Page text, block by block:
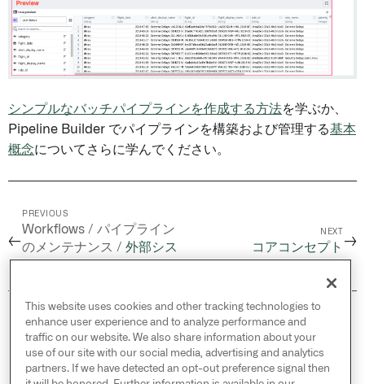
シンプルなバッチパイプラインを作成する方法を学ぶか、
Pipeline Builder でパイプラインを構築および管理する基本
概念についてさらに学んでください。
←
PREVIOUS
Workflows / パイプライン
のメンテナンス / 外部シス
NEXT
コアコンセプト →
© 2026 Palantir Technologies Inc. All rights
reserved.
Cookies Statement ↗
This website uses cookies and other tracking technologies to
enhance user experience and to analyze performance and
traffic on our website. We also share information about your
use of our site with our social media, advertising and analytics
partners. If we have detected an opt-out preference signal then